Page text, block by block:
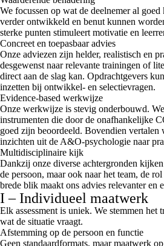
We focussen op wat de deelnemer al
verder ontwikkeld en benut kunnen
sterke punten stimuleert motivatie en
Concreet en toepasbaar advies
Onze adviezen zijn helder, realistisch en
desgewenst naar relevante trainingen of
direct aan de slag kan. Opdrachtgevers
inzetten bij ontwikkel- en selectievragen.
Evidence-based werkwijze
Onze werkwijze is stevig onderbouwd.
instrumenten die door de onafhankelijke
goed zijn beoordeeld. Bovendien vertalen
inzichten uit de A&O-psychologie naar
Multidisciplinaire kijk
Dankzij onze diverse achtergronden
de persoon, maar ook naar het team, de
brede blik maakt ons advies relevanter en
I – Individueel maatwerk
Elk assessment is uniek. We stemmen het
wat de situatie vraagt.
Afstemming op de persoon en functie
Geen standaardformats, maar maatwerk